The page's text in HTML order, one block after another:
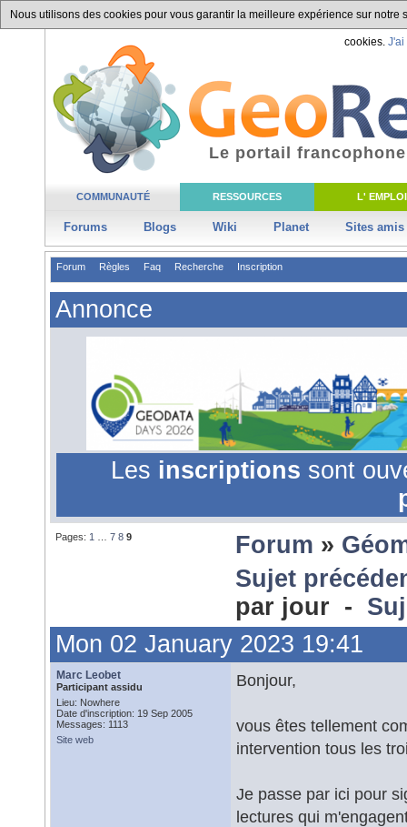
Nous utilisons des cookies pour vous garantir la meilleure expérience sur
cookies. J'ai
COMMUNAUTÉ RESSOURCES L' EMPLOI
Forums Blogs Wiki Planet Sites amis
Le portail
Forum Règles Faq Recherche Inscription
Annonce
Les inscriptions sont
Pages: 1 7 8 9 Forum »
Sujet
par jour -
Mon 02 January 2023 19:41
Marc Leobet
Participant assidu
Lieu: Nowhere
Date d'inscription: 19 Sep 2005
Messages: 1113
Site web
Bonjour,
vous êtes tellement
intervention tous les
Je passe par ici pour
lectures qui